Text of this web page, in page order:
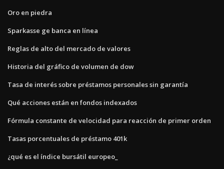
Oro en piedra
Sparkasse ge banca en línea
Reglas de alto del mercado de valores
Historia del gráfico de volumen de dow
Tasa de interés sobre préstamos personales sin garantía
Qué acciones están en fondos indexados
Fórmula constante de velocidad para reacción de primer orden
Tasas porcentuales de préstamo 401k
¿qué es el índice bursátil europeo_